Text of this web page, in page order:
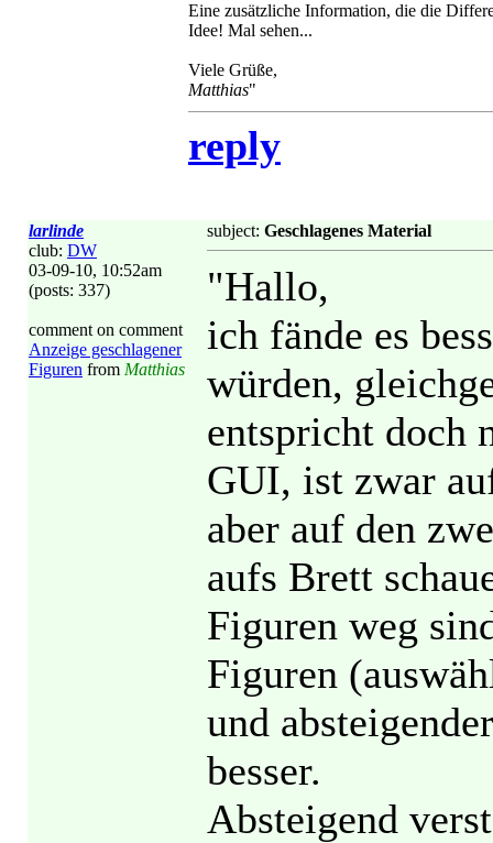
Eine zusätzliche Information, die die
Idee! Mal sehen...
Viele Grüße,
Matthias"
reply
larlinde
club: DW
03-09-10, 10:52am
(posts: 337)
comment on comment
Anzeige geschlagener
Figuren from Matthias
subject: Geschlagenes Material
"Hallo,
ich fände es
würden,
entspricht doch
GUI, ist zwar
aber auf den
aufs Brett
Figuren weg
Figuren
und
besser.
Absteigend